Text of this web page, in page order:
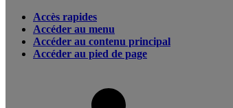
Accès rapides
Accéder au menu
Accéder au contenu principal
Accéder au pied de page